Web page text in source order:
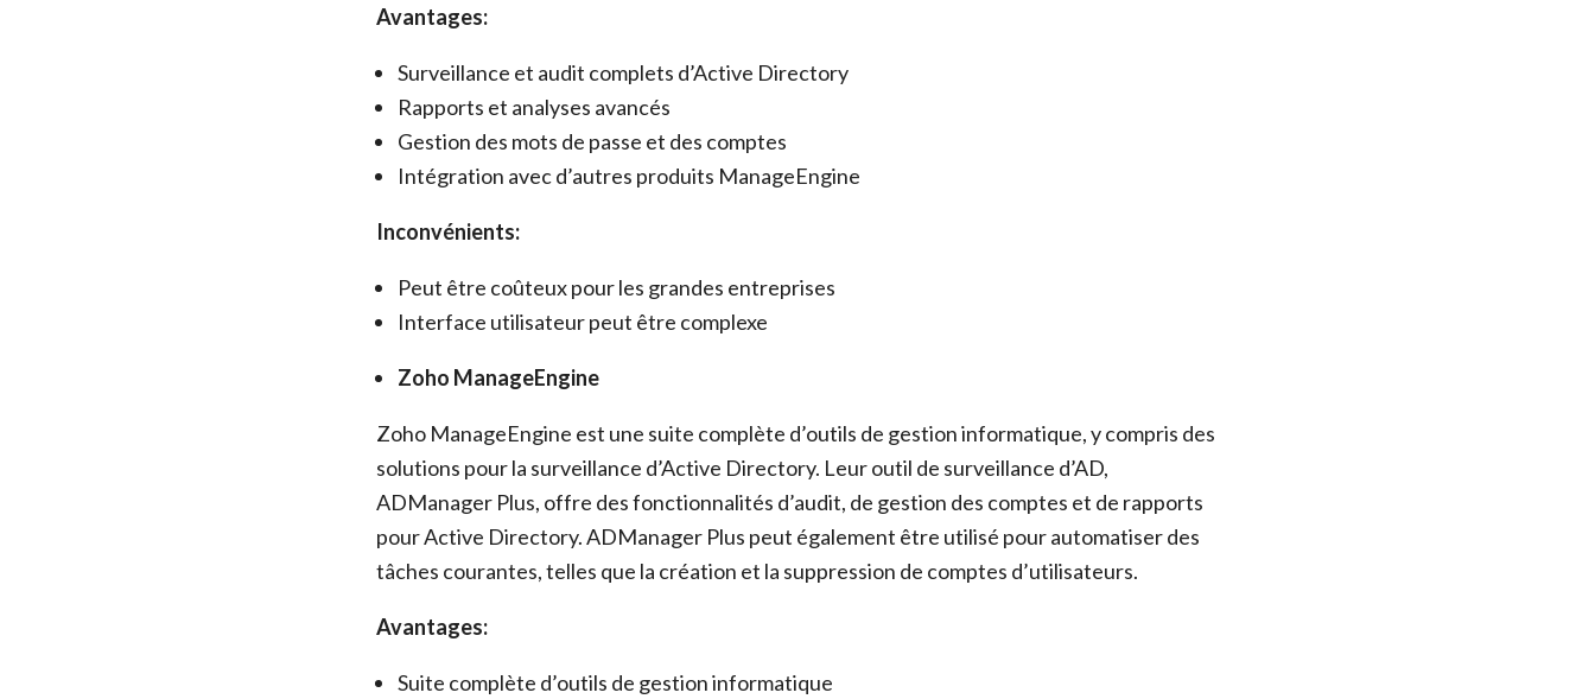
Avantages:
Surveillance et audit complets d’Active Directory
Rapports et analyses avancés
Gestion des mots de passe et des comptes
Intégration avec d’autres produits ManageEngine
Inconvénients:
Peut être coûteux pour les grandes entreprises
Interface utilisateur peut être complexe
Zoho ManageEngine
Zoho ManageEngine est une suite complète d’outils de gestion informatique, y compris des
solutions pour la surveillance d’Active Directory. Leur outil de surveillance d’AD,
ADManager Plus, offre des fonctionnalités d’audit, de gestion des comptes et de rapports
pour Active Directory. ADManager Plus peut également être utilisé pour automatiser des
tâches courantes, telles que la création et la suppression de comptes d’utilisateurs.
Avantages:
Suite complète d’outils de gestion informatique